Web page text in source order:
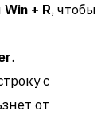
Win + R, чтобы
.
с
от